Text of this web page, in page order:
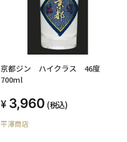
京都ジン ハイクラス 46度
700ml
3,960 (税込)
平澤商店